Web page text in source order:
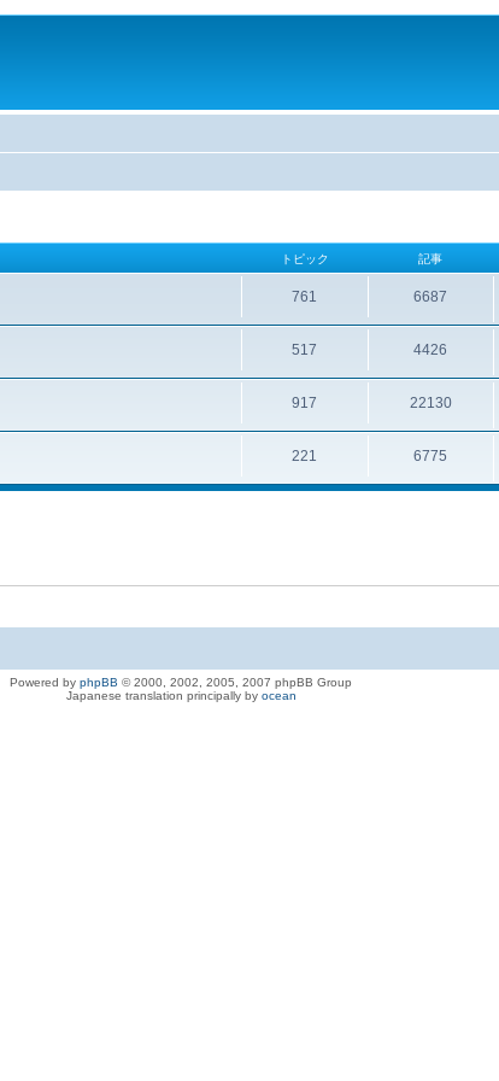
トピック 記事
761 6687
517 4426
917 22130
221 6775
Powered by phpBB © 2000, 2002, 2005, 2007 phpBB Group
Japanese translation principally by ocean